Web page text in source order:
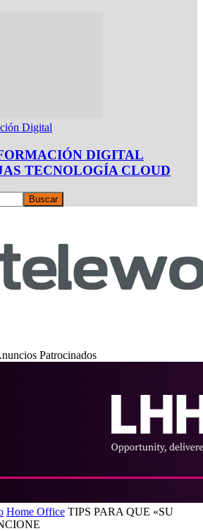
Digital
DIGITAL
TECNOLOGÍA CLOUD
Patrocinados
Home Office TIPS PARA QUE «SU